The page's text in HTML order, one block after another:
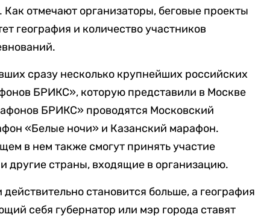
Как отмечают организаторы, беговые проекты
география и количество участников
сразу несколько крупнейших российских
БРИКС», которую представили в Москве
БРИКС» проводятся Московский
«Белые ночи» и Казанский марафон.
в нем также смогут принять участие
другие страны, входящие в организацию.
становится больше, а география
себя губернатор или мэр города ставят